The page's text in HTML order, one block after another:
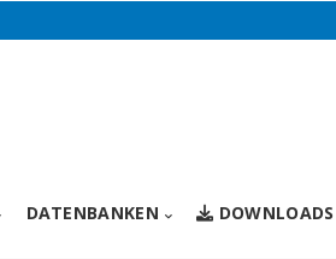
DATENBANKEN DOWNLOADS